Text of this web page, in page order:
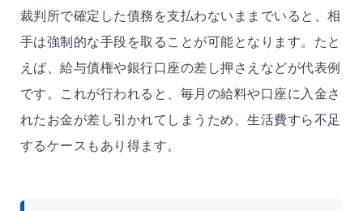
裁判所で確定した債務を支払わないままでいると、相
手は強制的な手段を取ることが可能となります。たと
えば、給与債権や銀行口座の差し押さえなどが代表例
です。これが行われると、毎月の給料や口座に入金さ
れたお金が差し引かれてしまうため、生活費すら不足
するケースもあり得ます。